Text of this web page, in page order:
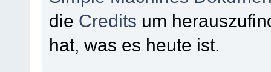
die Credits um
hat, was es heute ist.